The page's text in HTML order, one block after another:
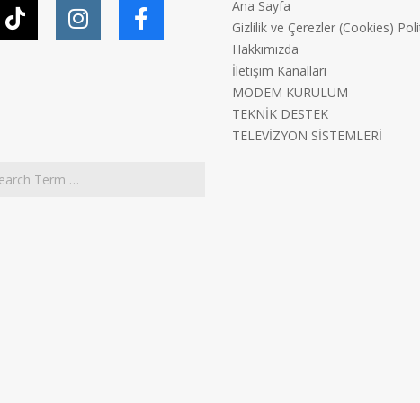
Ana Sayfa
Gizlilik ve Çerezler (Cookies)
Hakkımızda
İletişim Kanalları
MODEM KURULUM
TEKNİK DESTEK
TELEVİZYON SİSTEMLERİ